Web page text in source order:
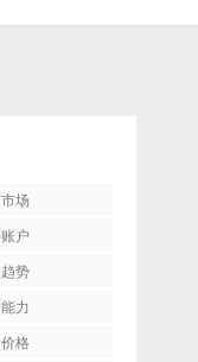
市场
账户
趋势
能力
价格